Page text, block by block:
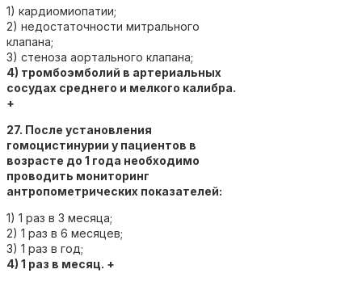
1) кардиомиопатии;
2) недостаточности митрального
клапана;
3) стеноза аортального клапана;
4) тромбоэмболий в артериальных
сосудах среднего и мелкого калибра.
+
27. После установления
гомоцистинурии у пациентов в
возрасте до 1 года необходимо
проводить мониторинг
антропометрических показателей:
1) 1 раз в 3 месяца;
2) 1 раз в 6 месяцев;
3) 1 раз в год;
4) 1 раз в месяц. +